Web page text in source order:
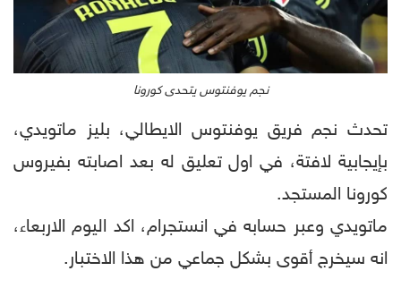
نجم يوفنتوس يتحدى كورونا
تحدث نجم فريق يوفنتوس الايطالي، بليز ماتويدي،
بإيجابية لافتة، في اول تعليق له بعد اصابته بفيروس
كورونا المستجد.
ماتويدي وعبر حسابه في انستجرام، اكد اليوم الاربعاء،
انه سيخرج أقوى بشكل جماعي من هذا الاختبار.